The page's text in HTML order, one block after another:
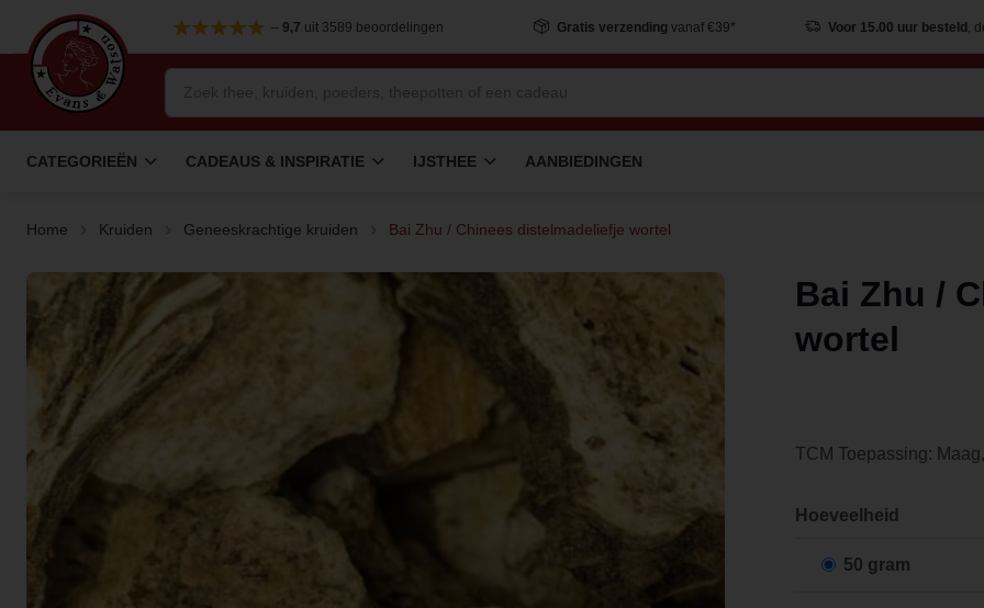
– 9,7 uit 3589 beoordelingen Gratis verzending vanaf €39* Voor 15.00 uur besteld ,
CATEGORIEËN CADEAUS & INSPIRATIE IJSTHEE AANBIEDINGEN
Home Kruiden Geneeskrachtige kruiden Bai Zhu / Chinees distelmadeliefje wortel
Bai Zhu /
wortel
TCM Toepassing:
Hoeveelheid
50 gram